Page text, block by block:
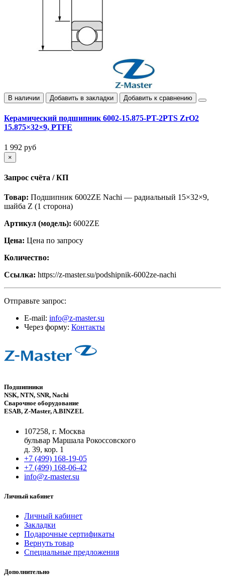
В наличии Добавить в закладки Добавить к сравнению
Керамический подшипник 6002-15.875-PT-2PTS ZrO2
15.875×32×9, PTFE
1 992 руб
×
Запрос счёта / КП
Товар: Подшипник 6002ZE Nachi — радиальный 15×32×9,
шайба Z (1 сторона)
Артикул (модель): 6002ZE
Цена: Цена по запросу
Количество:
Ссылка: https://z-master.su/podshipnik-6002ze-nachi
Отправьте запрос:
E-mail: info@z-master.su
Через форму: Контакты
Подшипники
NSK, NTN, SNR, Nachi
Сварочное оборудование
ESAB, Z-Master, A.BINZEL
107258, г. Москва
бульвар Маршала Рокоссовского
д. 39, кор. 1
+7 (499) 168-19-05
+7 (499) 168-06-42
info@z-master.su
Личный кабинет
Личный кабинет
Закладки
Подарочные сертификаты
Вернуть товар
Специальные предложения
Дополнительно